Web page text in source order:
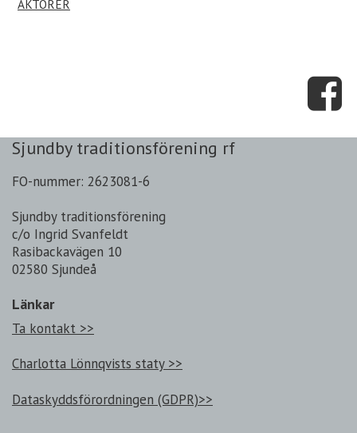
AKTÖRER
Sjundby traditionsförening rf
FO-nummer: 2623081-6
Sjundby traditionsförening
c/o Ingrid Svanfeldt
Rasibackavägen 10
02580 Sjundeå
Länkar
Ta kontakt >>
Charlotta Lönnqvists staty >>
Dataskyddsförordningen (GDPR)>>